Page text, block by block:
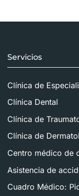
Servicios
Clínica de
Clínica Dental
Clínica de
Clínica de
Centro médico de
Asistencia de
Cuadro Médico: